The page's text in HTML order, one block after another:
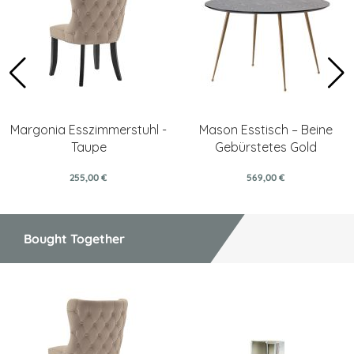
Margonia Esszimmerstuhl -
Taupe
255,00 €
Mason Esstisch – Beine
Gebürstetes Gold
569,00 €
Bought Together